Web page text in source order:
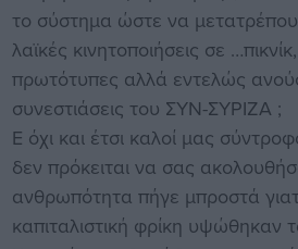
το σύστημα ώστε να
λαϊκές κινητοποιήσεις σε
πρωτότυπες αλλά εντελώς
συνεστιάσεις του ΣΥΝ-ΣΥΡΙΖΑ ;
Ε όχι και έτσι καλοί μας
δεν πρόκειται να σας
ανθρωπότητα πήγε μπροστά
καπιταλιστική φρίκη υψώθηκαν